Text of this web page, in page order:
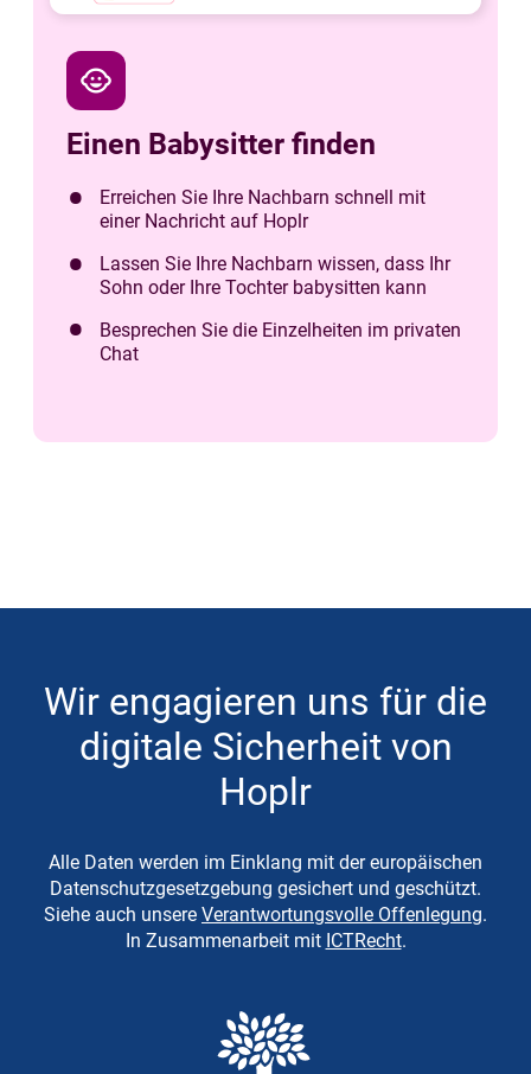
child_care
Einen Babysitter finden
Erreichen Sie Ihre Nachbarn schnell mit
einer Nachricht auf Hoplr
Lassen Sie Ihre Nachbarn wissen, dass Ihr
Sohn oder Ihre Tochter babysitten kann
Besprechen Sie die Einzelheiten im privaten
Chat
Wir engagieren uns für die
digitale Sicherheit von
Hoplr
Alle Daten werden im Einklang mit der europäischen
Datenschutzgesetzgebung gesichert und geschützt.
Siehe auch unsere Verantwortungsvolle Offenlegung.
In Zusammenarbeit mit ICTRecht.